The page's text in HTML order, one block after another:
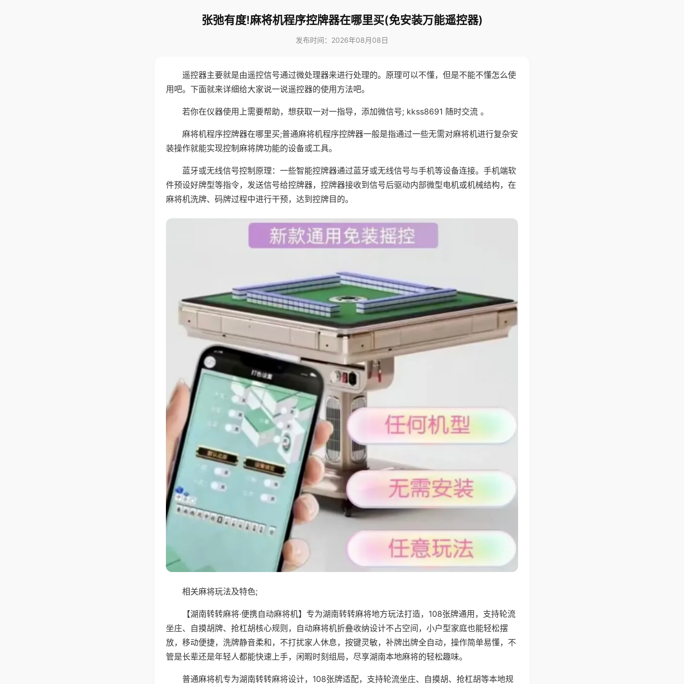
张弛有度!麻将机程序控牌器在哪里买(免安装万能遥控器)
发布时间：2026年08月08日
遥控器主要就是由遥控信号通过微处理器来进行处理的。原理可以不懂，但是不能不懂怎么使
用吧。下面就来详细给大家说一说遥控器的使用方法吧。
若你在仪器使用上需要帮助，想获取一对一指导，添加微信号; kkss8691 随时交流 。
麻将机程序控牌器在哪里买;普通麻将机程序控牌器一般是指通过一些无需对麻将机进行复杂安
装操作就能实现控制麻将牌功能的设备或工具。
蓝牙或无线信号控制原理：一些智能控牌器通过蓝牙或无线信号与手机等设备连接。手机端软
件预设好牌型等指令，发送信号给控牌器，控牌器接收到信号后驱动内部微型电机或机械结构，在
麻将机洗牌、码牌过程中进行干预，达到控牌目的。
相关麻将玩法及特色;
【湖南转转麻将·便携自动麻将机】专为湖南转转麻将地方玩法打造，108张牌通用，支持轮流
坐庄、自摸胡牌、抢杠胡核心规则，自动麻将机折叠收纳设计不占空间，小户型家庭也能轻松摆
放，移动便捷，洗牌静音柔和，不打扰家人休息，按键灵敏，补牌出牌全自动，操作简单易懂，不
管是长辈还是年轻人都能快速上手，闲暇时刻组局，尽享湖南本地麻将的轻松趣味。
普通麻将机专为湖南转转麻将设计，108张牌适配，支持轮流坐庄、自摸胡、抢杠胡等本地规